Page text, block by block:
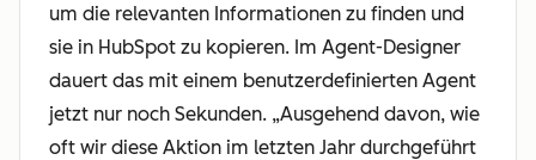
um die relevanten Informationen zu finden und
sie in HubSpot zu kopieren. Im Agent-Designer
dauert das mit einem benutzerdefinierten Agent
jetzt nur noch Sekunden. „Ausgehend davon, wie
oft wir diese Aktion im letzten Jahr durchgeführt